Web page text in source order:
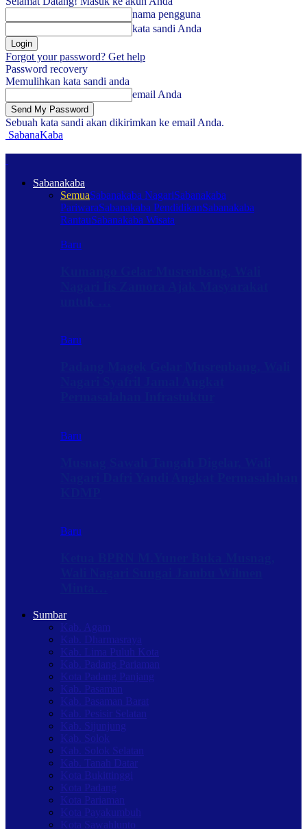
nama pengguna
kata sandi Anda
Forgot your password? Get help
Password recovery
Memulihkan kata sandi anda
email Anda
Sebuah kata sandi akan dikirimkan ke email Anda.
SabanaKaba
Sabanakaba
SemuaSabanakaba NagariSabanakaba
PariwaraSabanakaba PendidikanSabanakaba
RantauSabanakaba Wisata
Baru
Baru
Baru
Baru
Sumbar
Kab. Agam
Kab. Dharmasraya
Kab. Lima Puluh Kota
Kab. Padang Pariaman
Kota Padang Panjang
Kab. Pasaman
Kab. Pasaman Barat
Kab. Pesisir Selatan
Kab. Sijunjung
Kab. Solok
Kab. Solok Selatan
Kab. Tanah Datar
Kota Bukittinggi
Kota Padang
Kota Pariaman
Kota Payakumbuh
Kota Sawahlunto